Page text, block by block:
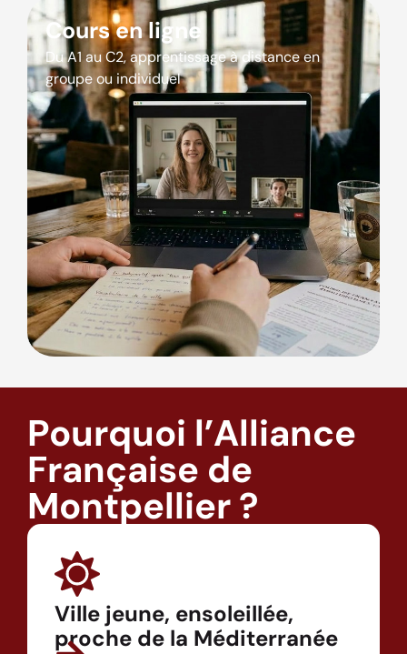
Cours en ligne
Du A1 au C2, apprentissage à distance en
groupe ou individuel
Pourquoi l’Alliance
Française de
Montpellier ?
Ville jeune, ensoleillée,
proche de la Méditerranée